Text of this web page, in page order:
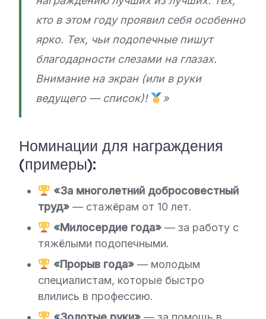
кто в этом году проявил себя особенно
ярко. Тех, чьи подопечные пишут
благодарности слезами на глазах.
Внимание на экран (или в руки
ведущего — список)!
»
Номинации для награждения
(примеры):
«За многолетний добросовестный
труд» — стажёрам от 10 лет.
«Милосердие года»— за работу с
тяжёлыми подопечными.
«Прорыв года»— молодым
специалистам, которые быстро
влились в профессию.